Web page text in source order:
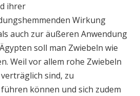
ihrer
Wirkung
auch zur äußeren Anwendung
soll man Zwiebeln wie
Weil vor allem rohe Zwiebeln
sind, zu
können und sich zudem